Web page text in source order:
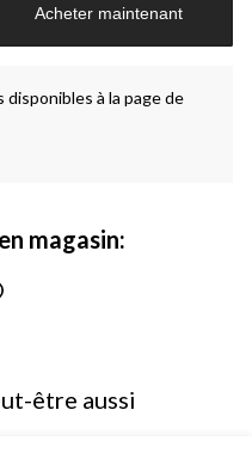
Acheter maintenant
à la page de
magasin:
être aussi